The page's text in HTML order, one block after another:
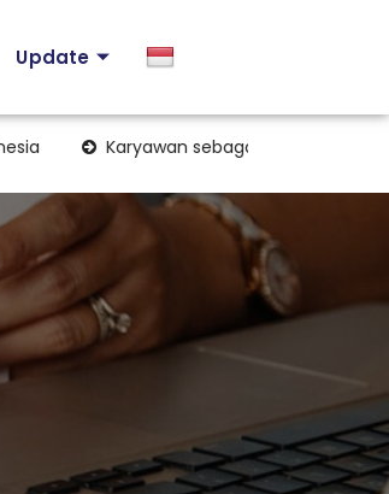
Update
Karyawan sebagai Kuasa Wajib